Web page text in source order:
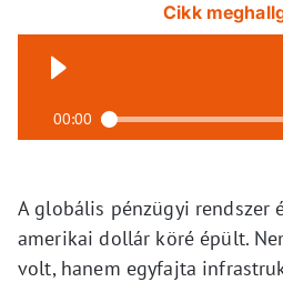
Cikk
00:00
A globális pénzügyi rendszer
amerikai dollár köré épült.
volt, hanem egyfajta